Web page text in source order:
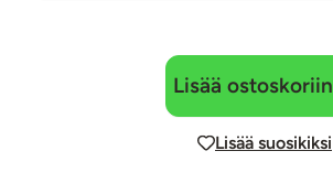
Lisää ostoskoriin
Lisää suosikiksi